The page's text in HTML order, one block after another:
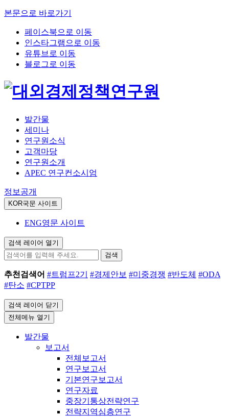
본문으로 바로가기
페이스북으로 이동
인스타그램으로 이동
유튜브로 이동
블로그로 이동
발간물
세미나
연구원소식
고객마당
연구원소개
APEC 연구컨소시엄
정보공개
KOR국문 사이트
ENG영문 사이트
검색 레이어 열기
검색
추천검색어 #트럼프2기 #경제안보 #미중경쟁 #반도체 #ODA
#탄소 #CPTPP
검색 레이어 닫기
전체메뉴 열기
발간물
보고서
전체보고서
연구보고서
기본연구보고서
연구자료
중장기통상전략연구
전략지역심층연구